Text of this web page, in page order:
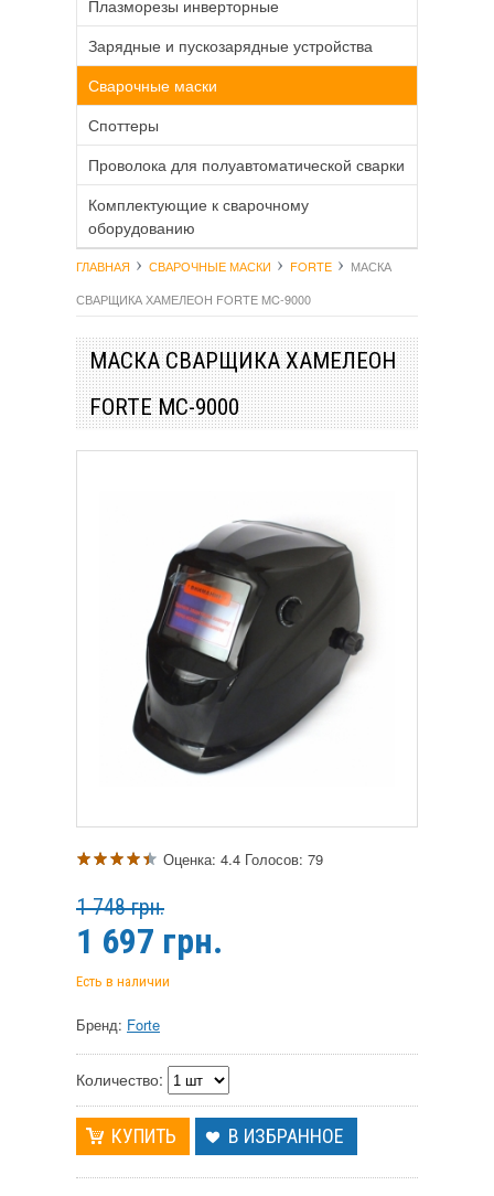
Плазморезы инверторные
Зарядные и пускозарядные устройства
Сварочные маски
Споттеры
Проволока для полуавтоматической сварки
Комплектующие к сварочному
оборудованию
ГЛАВНАЯ СВАРОЧНЫЕ МАСКИ FORTE
МАСКА
СВАРЩИКА ХАМЕЛЕОН FORTE MC-9000
МАСКА СВАРЩИКА ХАМЕЛЕОН
FORTE MC-9000
Оценка: 4.4 Голосов: 79
1 748 грн.
1 697 грн.
Есть в наличии
Бренд: Forte
Количество:
В ИЗБРАННОЕ